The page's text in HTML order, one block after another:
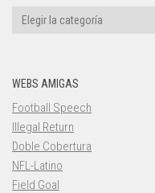
Categorías
WEBS AMIGAS
Football Speech
Illegal Return
Doble Cobertura
NFL-Latino
Field Goal